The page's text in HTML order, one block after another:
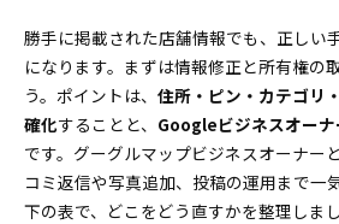
勝手に掲載された店舗情報でも、正しい
になります。まずは情報修正と所有権の
う。ポイントは、 住所・ピン・カテゴリ
確化することと、 Googleビジネスオー
です。グーグルマップビジネスオーナー
コミ返信や写真追加、投稿の運用まで一
下の表で、どこをどう直すかを整理しまし